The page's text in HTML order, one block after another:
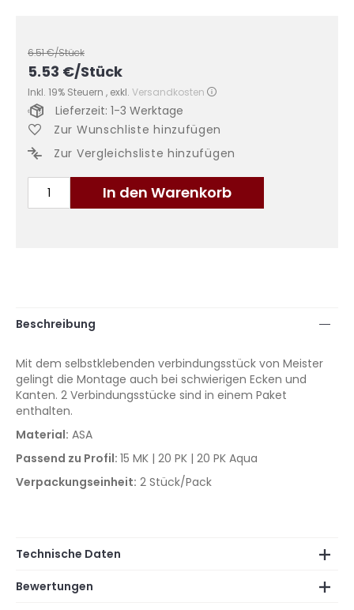
6.51€/Stück
5.53 €/Stück
Inkl. 19% Steuern , exkl. Versandkosten
In den Warenkorb
Lieferzeit: 1-3 Werktage
Zur Wunschliste hinzufügen
Zur Vergleichsliste hinzufügen
Beschreibung
Mit dem selbstklebenden verbindungsstück von Meister
gelingt die Montage auch bei schwierigen Ecken und
Kanten. 2 Verbindungsstücke sind in einem Paket
enthalten.
Material: ASA
Passend zu Profil: 15 MK | 20 PK | 20 PK Aqua
Verpackungseinheit: 2 Stück/Pack
Technische Daten
Bewertungen